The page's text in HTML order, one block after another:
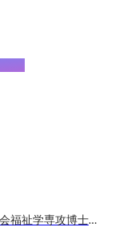
大正大学大学院 / 人間学研究科社会福祉学専攻博士前期課程